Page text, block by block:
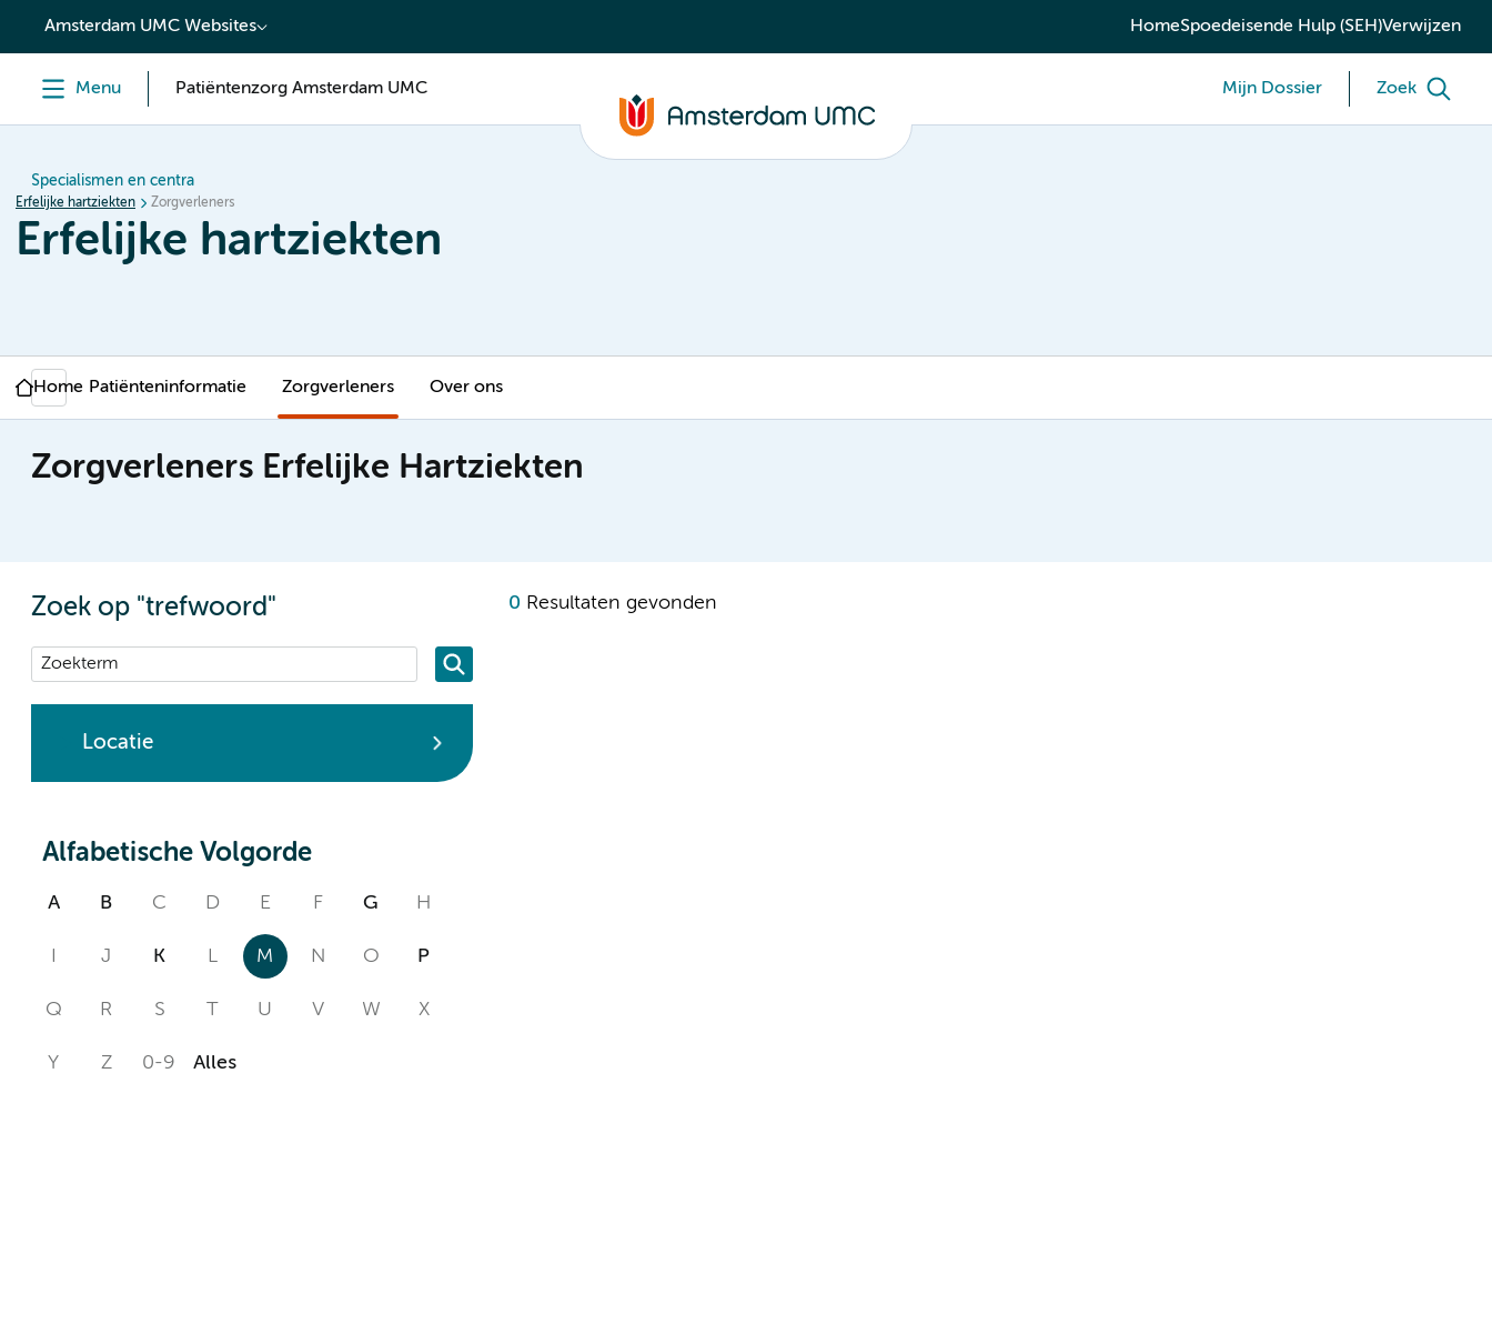
content
Amsterdam UMC Websites HomeSpoedeisende Hulp (SEH)Verwijzen
Menu Patiëntenzorg Amsterdam UMC Mijn Dossier Zoek
Specialismen en centra
Erfelijke hartziekten Zorgverleners
Erfelijke hartziekten
Home Patiënteninformatie Zorgverleners Over ons
Zorgverleners Erfelijke Hartziekten
Zoek op "trefwoord"
Locatie
Alfabetische Volgorde
A B C D E F G H
J K L M N O P
Q R S T U V W X
Y Z 0-9 Alles
0 Resultaten gevonden